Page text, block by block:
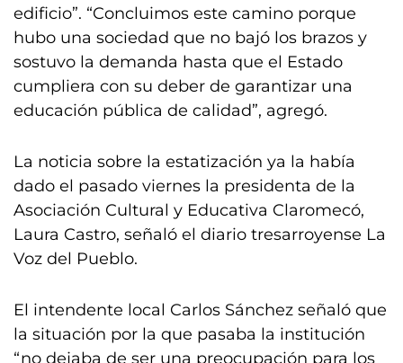
edificio”. “Concluimos este camino porque
hubo una sociedad que no bajó los brazos y
sostuvo la demanda hasta que el Estado
cumpliera con su deber de garantizar una
educación pública de calidad”, agregó.
La noticia sobre la estatización ya la había
dado el pasado viernes la presidenta de la
Asociación Cultural y Educativa Claromecó,
Laura Castro, señaló el diario tresarroyense La
Voz del Pueblo.
El intendente local Carlos Sánchez señaló que
la situación por la que pasaba la institución
“no dejaba de ser una preocupación para los